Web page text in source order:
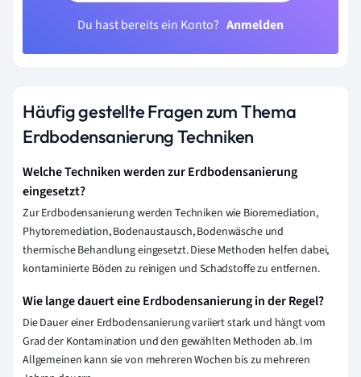
Du hast bereits ein Konto? Anmelden
Häufig gestellte Fragen zum Thema
Erdbodensanierung Techniken
Welche Techniken werden zur Erdbodensanierung
eingesetzt?
Zur Erdbodensanierung werden Techniken wie Bioremediation,
Phytoremediation, Bodenaustausch, Bodenwäsche und
thermische Behandlung eingesetzt. Diese Methoden helfen dabei,
kontaminierte Böden zu reinigen und Schadstoffe zu entfernen.
Wie lange dauert eine Erdbodensanierung in der Regel?
Die Dauer einer Erdbodensanierung variiert stark und hängt vom
Grad der Kontamination und den gewählten Methoden ab. Im
Allgemeinen kann sie von mehreren Wochen bis zu mehreren